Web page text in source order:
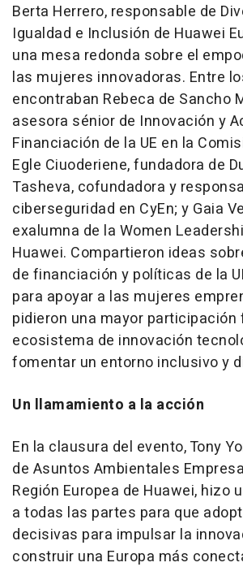
Berta Herrero, responsable de
Igualdad e Inclusión de Huawei
una mesa redonda sobre el
las mujeres innovadoras. Entre
encontraban Rebeca de Sancho
asesora sénior de Innovación y
Financiación de la UE en la
Egle Ciuoderiene, fundadora de
Tasheva, cofundadora y
ciberseguridad en CyEn; y Gaia
exalumna de la Women
Huawei. Compartieron ideas
de financiación y políticas de la
para apoyar a las mujeres
pidieron una mayor participación
ecosistema de innovación
fomentar un entorno inclusivo y
Un llamamiento a la acción
En la clausura del evento,Tony
de Asuntos Ambientales
Región Europea de Huawei, hizo
a todas las partes para que
decisivas para impulsar la
construir una Europa más